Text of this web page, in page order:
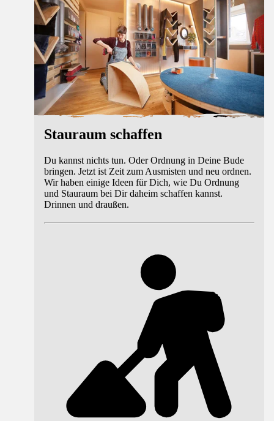
Stauraum schaffen
Du kannst nichts tun. Oder Ordnung in Deine Bude
bringen. Jetzt ist Zeit zum Ausmisten und neu ordnen.
Wir haben einige Ideen für Dich, wie Du Ordnung
und Stauraum bei Dir daheim schaffen kannst.
Drinnen und draußen.